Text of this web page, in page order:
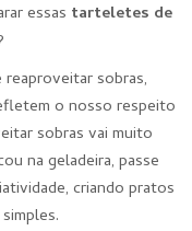
essas tarteletes de
sobras,
o nosso respeito
sobras vai muito
na geladeira, passe
criando pratos